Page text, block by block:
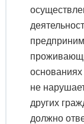
не
других
должно